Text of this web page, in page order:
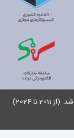
کلیه حقوق این سایت متعلق به شرکت هوشمندسازان حرکت می‌باشد. (از 2011 تا 2024)